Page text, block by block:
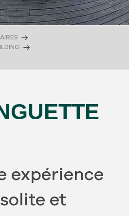
expérience
et